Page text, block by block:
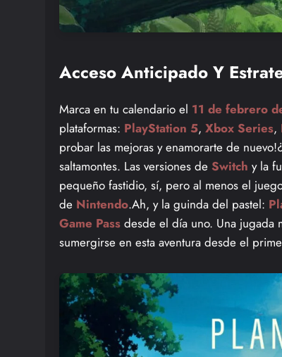
Acceso Anticipado Y
Marca en tu calendario el 11 de febrero
plataformas: PlayStation 5, Xbox Series,
probar las mejoras y enamorarte de
saltamontes. Las versiones de Switch y la
pequeño fastidio, sí, pero al menos el
de Nintendo.Ah, y la guinda del pastel:
Game Pass desde el día uno. Una jugada
sumergirse en esta aventura desde el